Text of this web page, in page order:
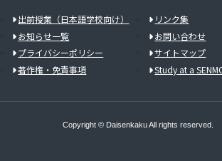
出前授業（日本語学校向け）
お知らせ一覧
プライバシーポリシー
著作権・免責事項
リンク集
お問い合わせ
サイトマップ
Study at a
Copyright © Daisenkaku All rights reserved.